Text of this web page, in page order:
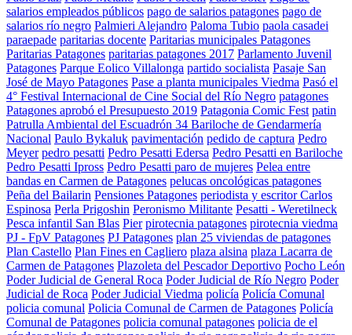
salarios empleados públicos pago de salarios patagones pago de
salarios río negro Palmieri Alejandro Paloma Tubio paola casadei
paraepade paritarias docente Paritarias municipales Patagones
Paritarias Patagones paritarias patagones 2017 Parlamento Juvenil
Patagones Parque Eolico Villalonga partido socialista Pasaje San
José de Mayo Patagones Pase a planta municipales Viedma Pasó el
4° Festival Internacional de Cine Social del Río Negro patagones
Patagones aprobó el Presupuesto 2019 Patagonia Comic Fest patin
Patrulla Ambiental del Escuadrón 34 Bariloche de Gendarmería
Nacional Paulo Bykaluk pavimentación pedido de captura Pedro
Meyer pedro pesatti Pedro Pesatti Edersa Pedro Pesatti en Bariloche
Pedro Pesatti Ipross Pedro Pesatti paro de mujeres Pelea entre
bandas en Carmen de Patagones pelucas oncológicas patagones
Peña del Bailarin Pensiones Patagones periodista y escritor Carlos
Espinosa Perla Prigoshin Peronismo Militante Pesatti - Weretilneck
Pesca infantil San Blas Pier pirotecnia patagones pirotecnia viedma
PJ - FpV Patagones PJ Patagones plan 25 viviendas de patagones
Plan Castello Plan Fines en Cagliero plaza alsina plaza Lacarra de
Carmen de Patagones Plazoleta del Pescador Deportivo Pocho León
Poder Judicial de General Roca Poder Judicial de Río Negro Poder
Judicial de Roca Poder Judicial Viedma policía Policía Comunal
policia comunal Policia Comunal de Carmen de Patagones Policía
Comunal de Patagones policia comunal patagones policia de el